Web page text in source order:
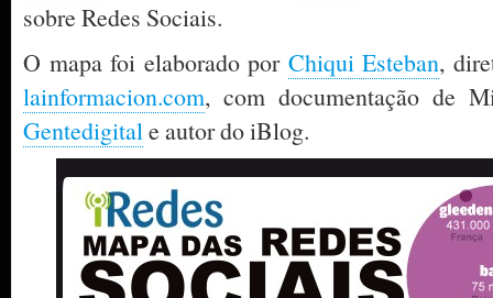
sobre Redes Sociais.
O mapa foi elaborado por Chiqui Esteban,
lainformacion.com, com documentação de
Gentedigitale autor do iBlog.